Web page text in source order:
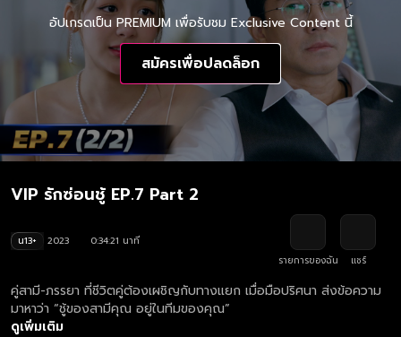
อัปเกรดเป็น PREMIUM เพื่อรับชม Exclusive Content นี้
สมัครเพื่อปลดล็อก
VIP รักซ่อนชู้ EP.7 Part 2
น13+ 2023
0:34:21 นาที
รายการของฉัน
แชร์
คู่สามี-ภรรยา ที่ชีวิตคู่ต้องเผชิญกับทางแยก เมื่อมือปริศนา ส่งข้อความ
มาหาว่า “ชู้ของสามีคุณ อยู่ในทีมของคุณ”
ดูเพิ่มเติม